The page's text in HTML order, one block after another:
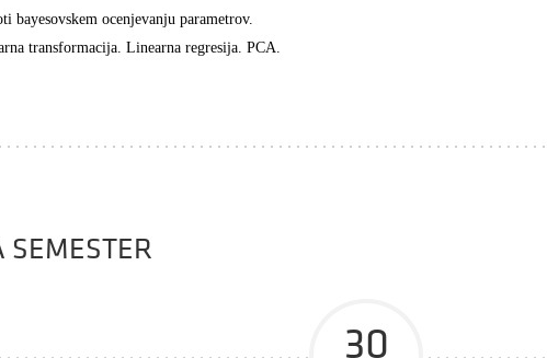
bayesovskem ocenjevanju parametrov.
transformacija. Linearna regresija. PCA.
SEMESTER
30